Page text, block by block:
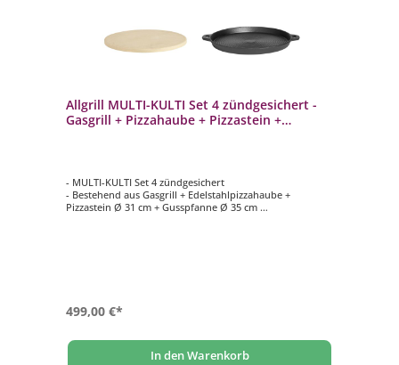
Allgrill MULTI-KULTI Set 4 zündgesichert -
Gasgrill + Pizzahaube + Pizzastein +
- MULTI-KULTI Set 4 zündgesichert
- Bestehend aus Gasgrill + Edelstahlpizzahaube +
Pizzastein Ø 31 cm + Gusspfanne Ø 35 cm
499,00 €*
In den Warenkorb